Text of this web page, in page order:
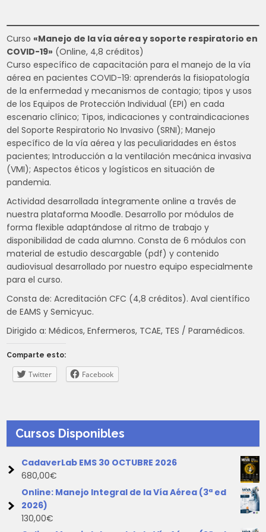
Curso«Manejo de la vía aérea y soporte respiratorio en
COVID-19» (Online, 4,8 créditos)
Curso específico de capacitación para el manejo de la vía
aérea en pacientes COVID-19: aprenderás la fisiopatología
de la enfermedad y mecanismos de contagio; tipos y usos
de los Equipos de Protección Individual (EPI) en cada
escenario clínico; Tipos, indicaciones y contraindicaciones
del Soporte Respiratorio No Invasivo (SRNI); Manejo
específico de la vía aérea y las peculiaridades en éstos
pacientes; Introducción a la ventilación mecánica invasiva
(VMI); Aspectos éticos y logísticos en situación de
pandemia.
Actividad desarrollada íntegramente online a través de
nuestra plataforma Moodle. Desarrollo por módulos de
forma flexible adaptándose al ritmo de trabajo y
disponibilidad de cada alumno. Consta de 6 módulos con
material de estudio descargable (pdf) y contenido
audiovisual desarrollado por nuestro equipo especialmente
para el curso.
Consta de: Acreditación CFC (4,8 créditos). Aval científico
de EAMS y Semicyuc.
Dirigido a: Médicos, Enfermeros, TCAE, TES / Paramédicos.
Comparte esto:
Twitter Facebook
Cursos Disponibles
CadaverLab EMS 30 OCTUBRE 2026
680,00€
Online: Manejo Integral de la Vía Aérea (3ª ed
2026)
130,00€